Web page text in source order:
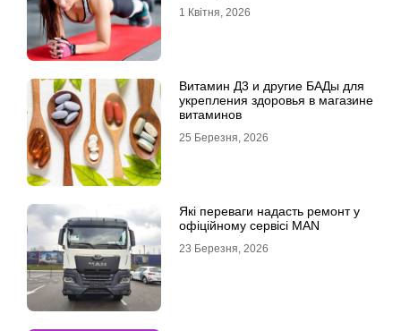
1 Квітня, 2026
Витамин Д3 и другие БАДы для
укрепления здоровья в магазине
витаминов
25 Березня, 2026
Які переваги надасть ремонт у
офіційному сервісі MAN
23 Березня, 2026